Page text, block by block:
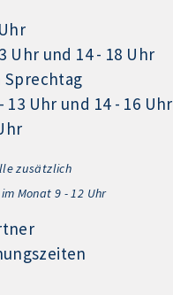
Uhr und 14 - 18 Uhr
13 Uhr und 14 - 16 Uhr
zusätzlich
Monat 9 - 12 Uhr